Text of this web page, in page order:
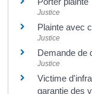
Justice
Plainte avec
Justice
Demande de
Justice
Victime
garantie des